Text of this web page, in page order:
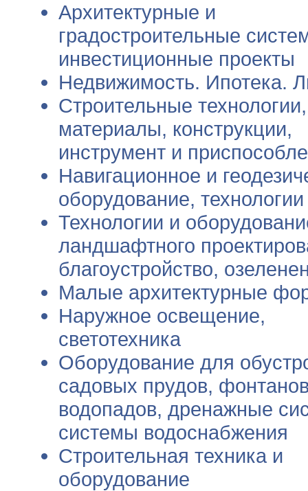
Архитектурные и
градостроительные
инвестиционные проекты
Недвижимость. Ипотека.
Строительные технологии,
материалы, конструкции,
инструмент и
Навигационное и
оборудование, технологии
Технологии и
ландшафтного
благоустройство,
Малые архитектурные
Наружное освещение,
светотехника
Оборудование для
садовых прудов,
водопадов, дренажные
системы водоснабжения
Строительная техника и
оборудование